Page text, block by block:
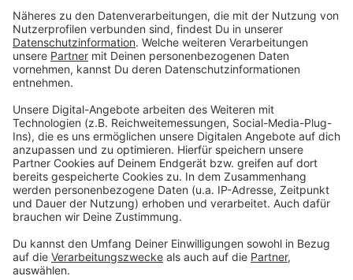
gibt es Infostände, Food-Trucks und Live Musik in
Schlebusch. Und am Sonntag startet dann um 13 Uhr
an der Saarstraße die große Demo
Anzeige
Mehr Nachrichten aus Leverkusen
Anzeige
Bahnverkehr in Leverkusen zwei Wochen
Leverkusen: Kinder sind häufiger unehelich